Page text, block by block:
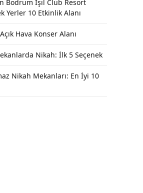
Bodrum Işıl Club Resort
Yerler 10 Etkinlik Alanı
Hava Konser Alanı
Nikah: İlk 5 Seçenek
Nikah Mekanları: En İyi 10